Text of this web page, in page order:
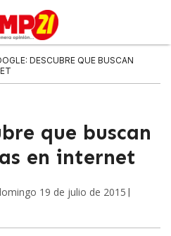
DESCUBRE QUE BUSCAN
que buscan
en internet
19 de julio de 2015